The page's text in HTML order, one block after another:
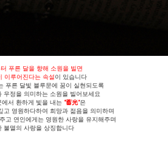
푸른 달을 향해 소원을 빌면
이루어진다는 속설이 있습니다
푸른 달빛 블루문에 꿈이 실현되도록
우정을 의미하는 소원을 빌어보세요
에서 환하게 빛을 내는 "蓄光"은
고 영원하다하여 희망과 젊음을 의미하며
고 연인에게는 영원한 사랑을 유지해주며
불멸의 사랑을 상징합니다